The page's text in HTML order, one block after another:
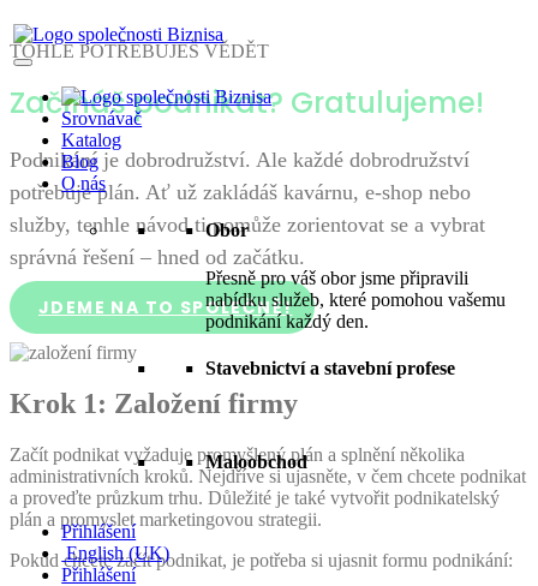
Srovnávač
Katalog
Blog
O nás
Obor
Přesně pro váš obor jsme připravili
nabídku služeb, které pomohou vašemu
podnikání každý den.
Stavebnictví a stavební profese
Maloobchod
Přihlášení
English (UK)
Přihlášení
TOHLE POTŘEBUJEŠ VĚDĚT
Začínáš podnikat? Gratulujeme!
Podnikání je dobrodružství. Ale každé dobrodružství
potřebuje plán. Ať už zakládáš kavárnu, e-shop nebo
služby, tenhle návod ti pomůže zorientovat se a vybrat
správná řešení – hned od začátku.
JDEME NA TO SPOLEČNĚ!
Krok 1: Založení firmy
Začít podnikat vyžaduje promyšlený plán a splnění několika
administrativních kroků. Nejdříve si ujasněte, v čem chcete podnikat
a proveďte průzkum trhu. Důležité je také vytvořit podnikatelský
plán a promyslet marketingovou strategii.
Pokud chcete začít podnikat, je potřeba si ujasnit formu podnikání: